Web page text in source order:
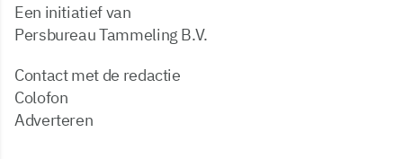
Een initiatief van
Persbureau Tammeling B.V.
Contact met de redactie
Colofon
Adverteren